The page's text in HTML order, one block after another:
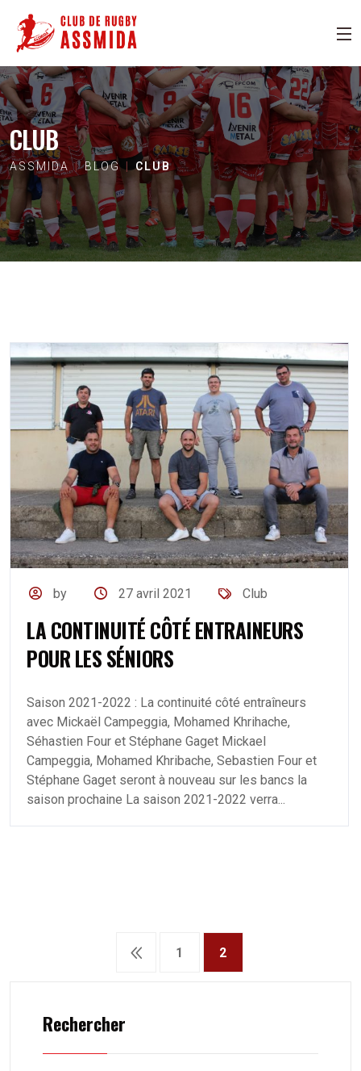
CLUB
ASSMIDA BLOG CLUB
by 27 avril 2021 Club
LA CONTINUITÉ CÔTÉ ENTRAINEURS
POUR LES SÉNIORS
Saison 2021-2022 : La continuité côté entraîneurs
avec Mickaël Campeggia, Mohamed Khrihache,
Séhastien Four et Stéphane Gaget Mickael
Campeggia, Mohamed Khribache, Sebastien Four et
Stéphane Gaget seront à nouveau sur les bancs la
saison prochaine La saison 2021-2022 verra...
1 2
Rechercher